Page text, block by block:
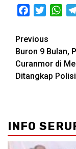
FacebookTwitter
Post
Previous
Buron 9 Bulan,
Curanmor di
Ditangkap Polisi
INFO